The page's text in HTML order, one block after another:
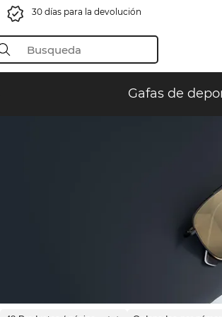
30 días para la devolución
Gafas de